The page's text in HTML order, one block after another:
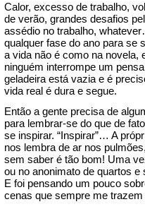
Calor, excesso de trabalho,
de verão, grandes desafios
assédio no trabalho,
qualquer fase do ano para se
a vida não é como na novela,
ninguém interrompe um
geladeira está vazia e é
vida real é dura e segue.
Então a gente precisa de
para lembrar-se do que de
se inspirar. “Inspirar”… A
nos lembra de ar nos
sem saber é tão bom! Uma
ou no anonimato de quartos
E foi pensando um pouco
cenas que sempre me